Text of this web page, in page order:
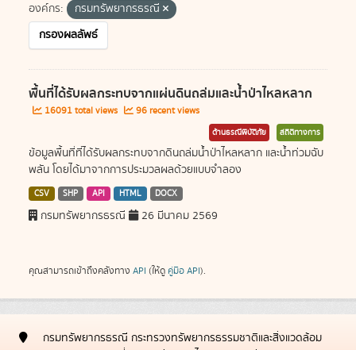
องค์กร:
กรมทรัพยากรธรณี
กรองผลลัพธ์
พื้นที่ได้รับผลกระทบจากแผ่นดินถล่มและน้ำป่าไหลหลาก
16091 total views 96 recent views
ด้านธรณีพิบัติภัย สถิติทางการ
ข้อมูลพื้นที่ที่ได้รับผลกระทบจากดินถล่มน้ำป่าไหลหลาก และน้ำท่วมฉับ
พลัน โดยได้มาจากการประมวลผลด้วยแบบจำลอง
CSV SHP API HTML DOCX
กรมทรัพยากรธรณี 26 มีนาคม 2569
คุณสามารถเข้าถึงคลังทาง API (ให้ดู คู่มือ API).
กรมทรัพยากรธรณี กระทรวงทรัพยากรธรรมชาติและสิ่งแวดล้อม